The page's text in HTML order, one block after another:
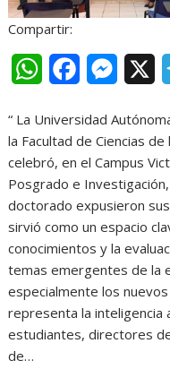
Compartir:
W
a
t
s
A
p
c
e
b
o
o
k
M
s
s
e
n
g
r
“ La Universidad
la Facultad de Ciencias
celebró, en el Campus
Posgrado e
doctorado expusieron
sirvió como un espacio
conocimientos y la
temas emergentes de la
especialmente los
representa la inteligencia
estudiantes, directores
de…